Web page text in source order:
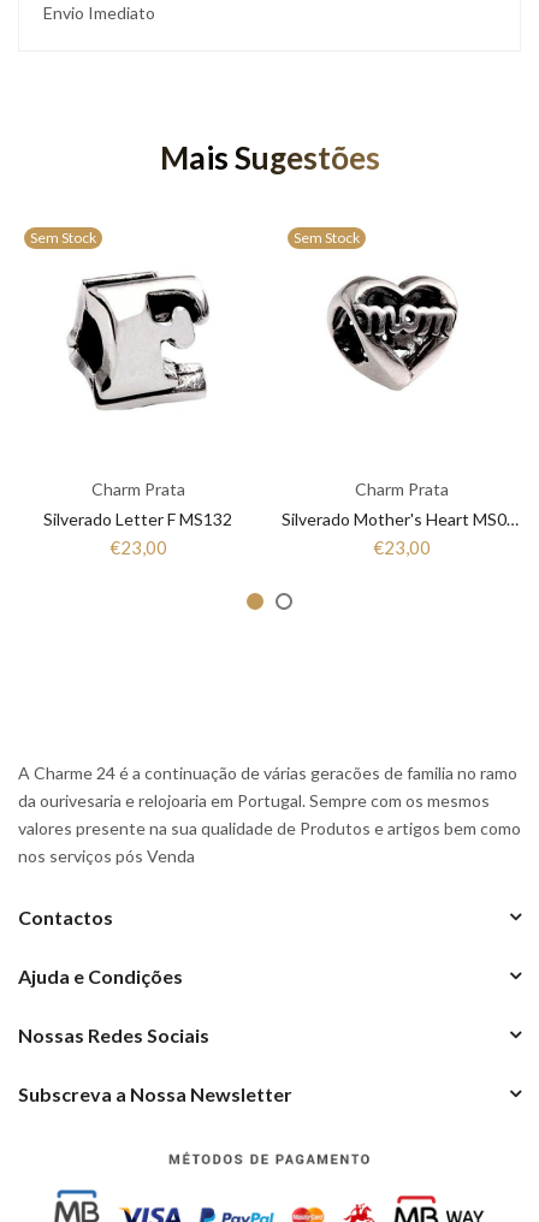
Envio Imediato
Mais Sugestões
Sem Stock
Charm Prata
Silverado Letter F MS132
€23,00
Sem Stock
Charm Prata
Silverado Mother's Heart MS064
€23,00
A Charme 24 é a continuação de várias geracões de familia no ramo
da ourivesaria e relojoaria em Portugal. Sempre com os mesmos
valores presente na sua qualidade de Produtos e artigos bem como
nos serviços pós Venda
Contactos
Ajuda e Condições
Nossas Redes Sociais
Subscreva a Nossa Newsletter